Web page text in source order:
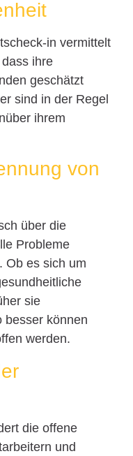
in vermittelt
ihre
geschätzt
sind in der Regel
ihrem
von
über die
Probleme
Ob es sich um
sie
besser können
werden.
die offene
und